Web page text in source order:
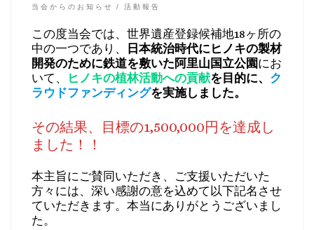
当会からのお知らせ 活動報告
この度当会では、世界遺産登録候補地18ヶ所の
中の一つであり、
日本統治時代にヒノキの製材
開発のために鉄道を敷いた阿里山国立公園にお
いて、
ヒノキの植林活動への貢献を目的に、 ク
ラウドファンディングを実施しました。
その結果、目標の1,500,000円を達成し
ました！！
本主旨にご賛同いただき、ご支援いただいた
方々には、深い感謝の意を込めて以下記名させ
ていただきます。本当にありがとうございまし
た。